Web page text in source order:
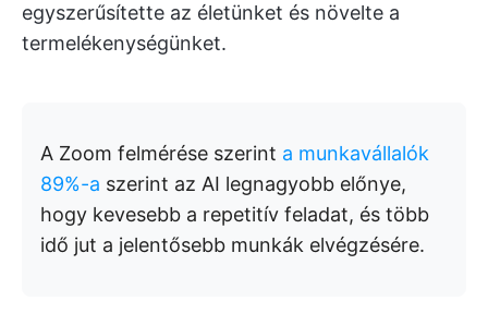
egyszerűsítette az életünket és növelte a
termelékenységünket.
A Zoom felmérése szerint a munkavállalók
89%-a szerint az AI legnagyobb előnye,
hogy kevesebb a repetitív feladat, és több
idő jut a jelentősebb munkák elvégzésére.